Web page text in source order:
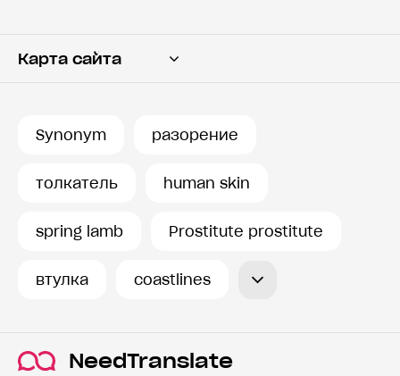
Карта сайта
Synonym разорение
толкатель human skin
spring lamb Prostitute prostitute
втулка coastlines
NeedTranslate